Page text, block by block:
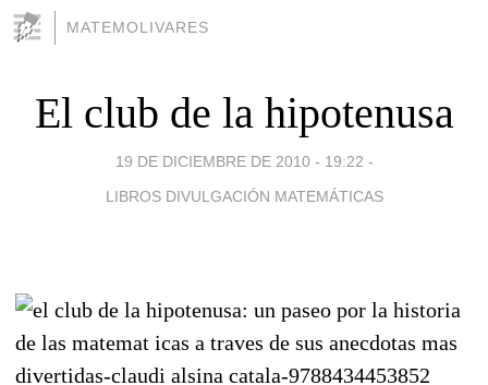
MATEMOLIVARES
El club de la hipotenusa
19 DE DICIEMBRE DE 2010 - 19:22 -
LIBROS DIVULGACIÓN MATEMÁTICAS